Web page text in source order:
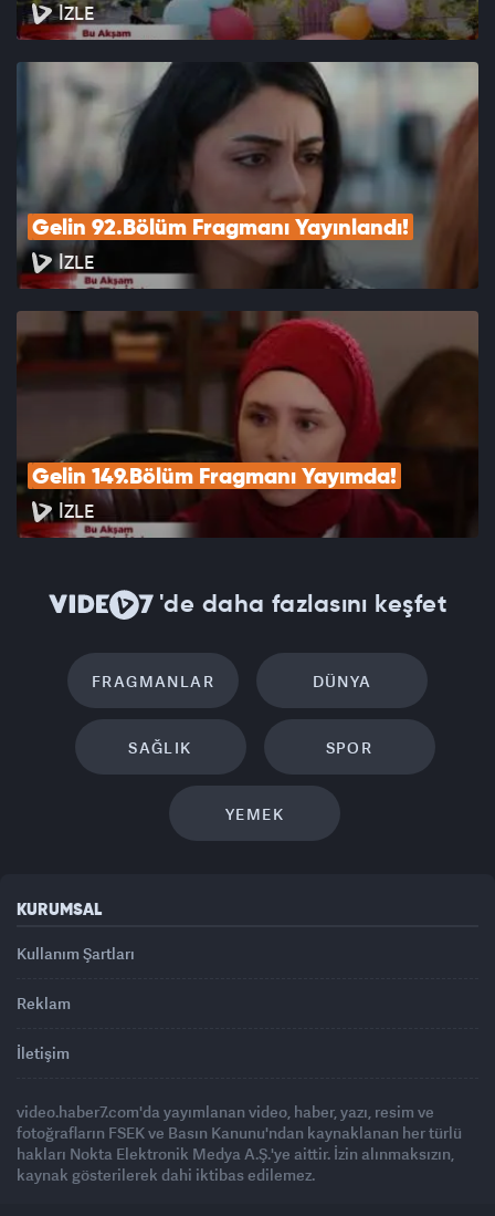
İZLE
Gelin 92.Bölüm Fragmanı Yayınlandı!
İZLE
Gelin 149.Bölüm Fragmanı Yayımda!
İZLE
'de daha fazlasını keşfet
FRAGMANLAR DÜNYA
SAĞLIK SPOR
YEMEK
KURUMSAL
Kullanım Şartları
Reklam
İletişim
video.haber7.com'da yayımlanan video, haber, yazı, resim ve
fotoğrafların FSEK ve Basın Kanunu'ndan kaynaklanan her türlü
hakları Nokta Elektronik Medya A.Ş.'ye aittir. İzin alınmaksızın,
kaynak gösterilerek dahi iktibas edilemez.